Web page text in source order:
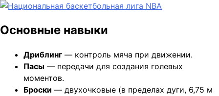
Основные навыки
Дриблинг — контроль мяча при движении.
Пасы — передачи для создания голевых
моментов.
Броски — двухочковые (в пределах дуги, 6,75 м